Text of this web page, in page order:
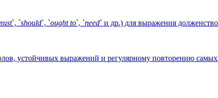
`, `should`, `ought to`, `need` и др.) для выражения
устойчивых выражений и регулярному повторению